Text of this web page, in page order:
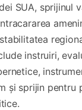
SUA, sprijinul
instruiri,
și sprijin pentru